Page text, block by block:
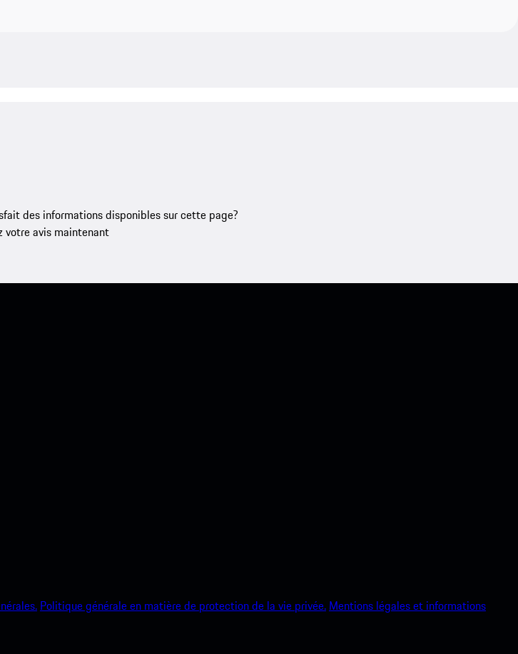
des informations disponibles sur cette page?
votre avis maintenant
Politique générale en matière de protection de la vie privée. Mentions légales et informations